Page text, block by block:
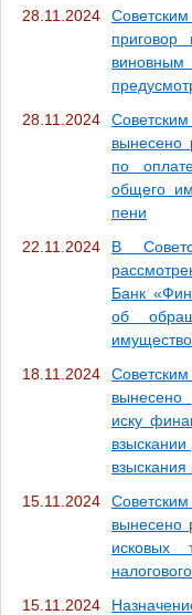
28.11.2024
28.11.2024
вынесено
по
общего
пени
22.11.2024
В
Банк
об
имущество.
18.11.2024
иску
15.11.2024
вынесено
исковых
15.11.2024